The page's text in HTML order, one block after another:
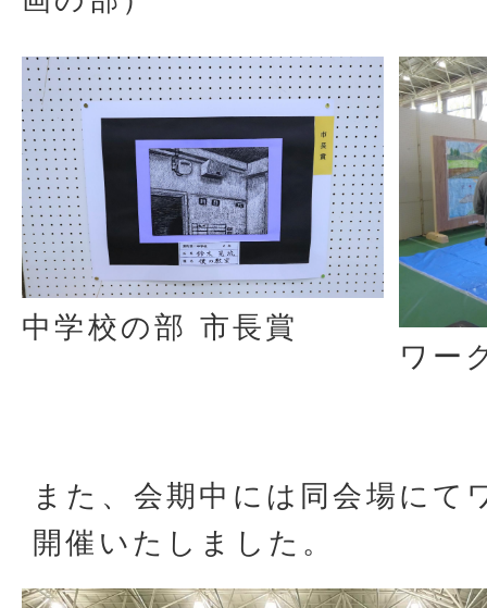
中学校の部 市長賞
ワー
また、会期中には同会場にて
開催いたしました。